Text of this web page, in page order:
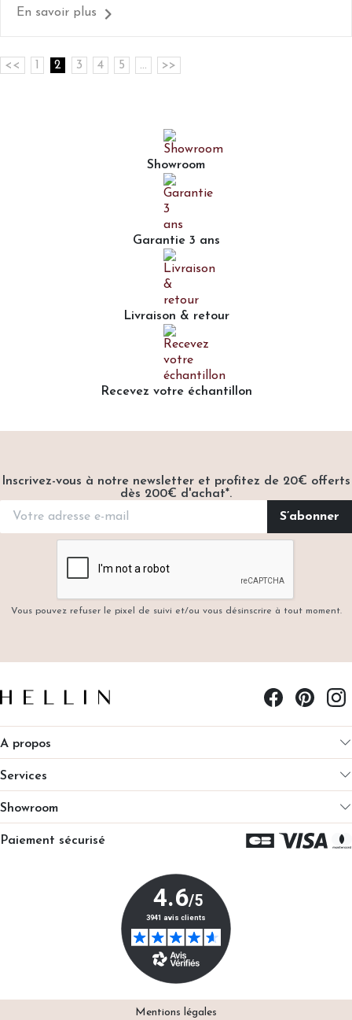
En savoir plus
<< 1 2 3 4 5 ... >>
Showroom
Garantie 3 ans
Livraison & retour
Recevez votre échantillon
Inscrivez-vous à notre newsletter et profitez de 20€ offerts
dès 200€ d'achat*.
Vous pouvez refuser le pixel de suivi et/ou vous désinscrire à tout moment.
A propos
Services
Showroom
Paiement sécurisé
Mentions légales